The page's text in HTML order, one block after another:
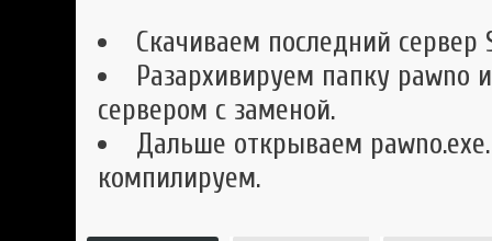
Скачиваем последний сервер
Разархивируем папку pawno
сервером с заменой.
Дальше открываем
компилируем.